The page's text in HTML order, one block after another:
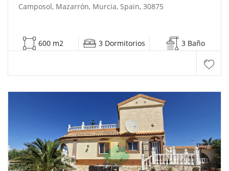
Camposol, Mazarrón, Murcia, Spain, 30875
600 m2 3 Dormitorios 3 Baño